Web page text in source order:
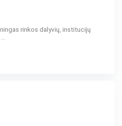
rinkos dalyvių, institucijų